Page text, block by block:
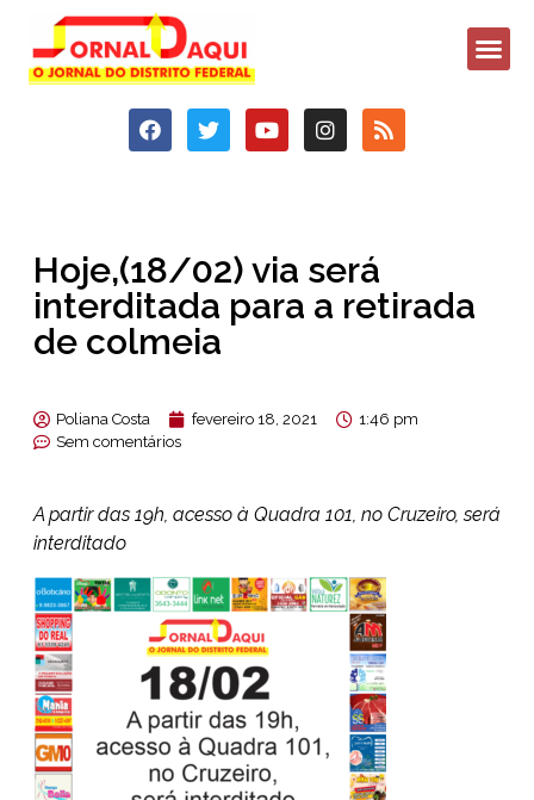
Hoje,(18/02) via será
interditada para a retirada
de colmeia
Poliana Costa fevereiro 18, 2021
1:46 pm
Sem comentários
A partir das 19h, acesso à Quadra 101, no Cruzeiro, será
interditado